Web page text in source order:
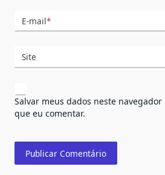
E-mail*
Site
Salvar meus dados neste
que eu comentar.